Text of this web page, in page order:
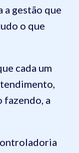
gestão que
o que
cada um
fazendo, a